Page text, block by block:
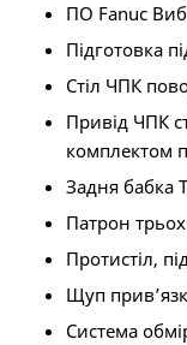
ПО Fanuc
Підготовка
Стіл ЧПК
Привід ЧПК
комплектом
Задня бабка
Патрон
Протистіл,
Щуп
Система